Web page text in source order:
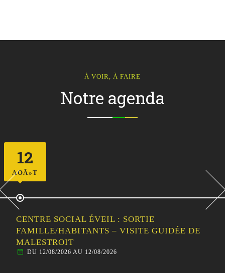
À VOIR, À FAIRE
Notre agenda
12
AOÃ»T
CENTRE SOCIAL ÉVEIL : SORTIE
FAMILLE/HABITANTS – VISITE GUIDÉE DE
MALESTROIT
DU 12/08/2026 AU 12/08/2026